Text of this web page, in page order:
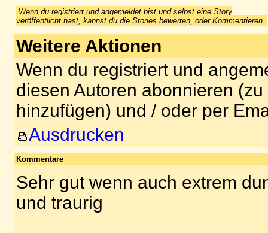
Wenn du registriert und angemeldet bist und selbst eine Story
veröffentlicht hast, kannst du die Stories bewerten, oder Kommentieren.
Weitere Aktionen
Wenn du registriert und
diesen Autoren abonnieren
hinzufügen) und / oder per
Ausdrucken
Kommentare
Sehr gut wenn auch extrem
und traurig